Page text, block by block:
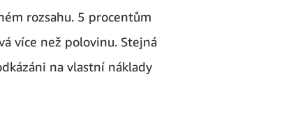
rozsahu. 5 procentům
více než polovinu. Stejná
na vlastní náklady